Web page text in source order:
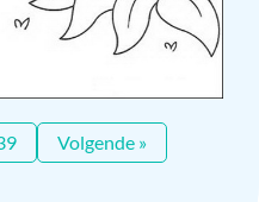
Volgende »